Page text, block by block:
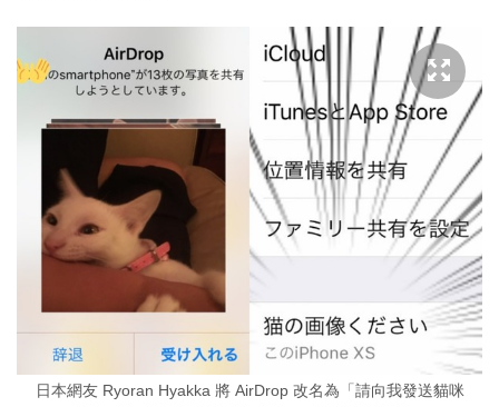
日本網友 Ryoran Hyakka 將 AirDrop 改名為「請向我發送貓咪